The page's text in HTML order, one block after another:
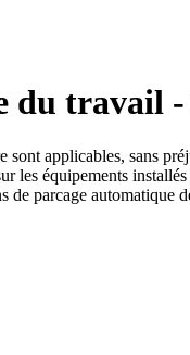
travail
sont applicables, sans
les équipements
de parcage automatique